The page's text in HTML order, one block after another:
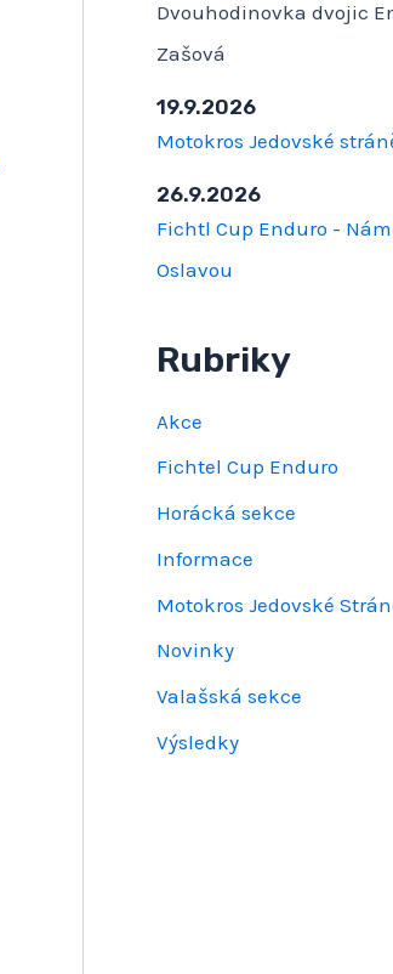
Dvouhodinovka dvojic
Zašová
19.9.2026
Motokros Jedovské
26.9.2026
Fichtl Cup Enduro -
Oslavou
Rubriky
Akce
Fichtel Cup Enduro
Horácká sekce
Informace
Motokros Jedovské
Novinky
Valašská sekce
Výsledky